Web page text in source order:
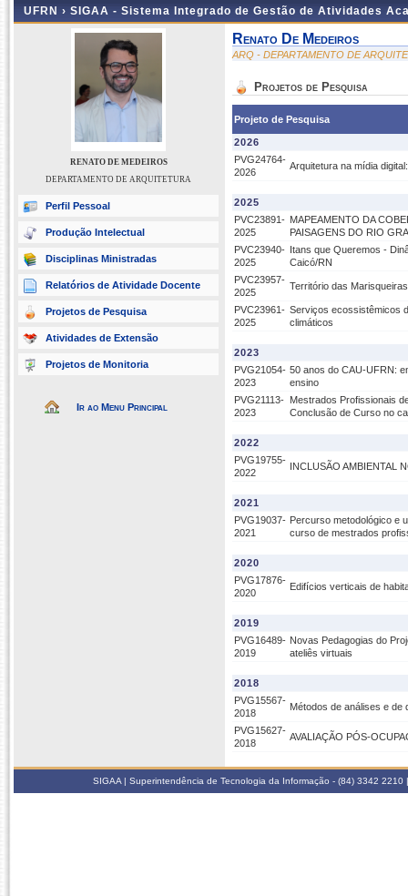
UFRN › SIGAA - Sistema Integrado de Gestão de Atividades
RENATO DE MEDEIROS
DEPARTAMENTO DE ARQUITETURA
Perfil Pessoal
Produção Intelectual
Disciplinas Ministradas
Relatórios de Atividade Docente
Projetos de Pesquisa
Atividades de Extensão
Projetos de Monitoria
Ir ao Menu Principal
Renato De Medeiros
ARQ - DEPARTAMENTO DE
Projetos de Pesquisa
Projeto de Pesquisa
2026
PVG24764-
2026
Arquitetura na mídia
2025
PVC23891-
2025
MAPEAMENTO DA
PAISAGENS DO RIO
PVC23940-
2025
Itans que Queremos -
Caicó/RN
PVC23957-
2025
Território das
PVC23961-
2025
Serviços ecossistêmicos
climáticos
2023
PVG21054-
2023
50 anos do CAU-UFRN:
ensino
PVG21113-
2023
Mestrados Profissionais
Conclusão de Curso no
2022
PVG19755-
2022
INCLUSÃO AMBIENTAL
2021
PVG19037-
2021
Percurso metodológico e
curso de mestrados
2020
PVG17876-
2020
Edifícios verticais de
2019
PVG16489-
2019
Novas Pedagogias do
ateliês virtuais
2018
PVG15567-
2018
Métodos de análises e de
PVG15627-
2018
AVALIAÇÃO PÓS-
SIGAA | Superintendência de Tecnologia da Informação - (84) 3342